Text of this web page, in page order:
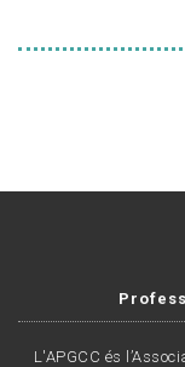
L'APGCC és